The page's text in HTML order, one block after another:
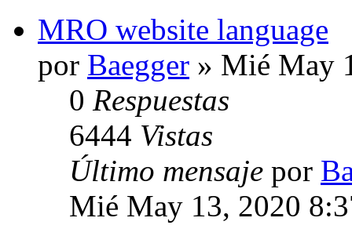
MRO website language
por Baegger » Mié May
0 Respuestas
6444 Vistas
Último mensaje por
Mié May 13, 2020